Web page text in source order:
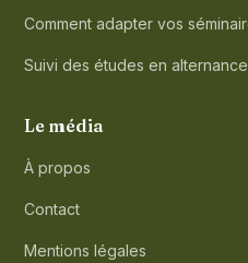
Comment adapter vos
Suivi des études en
Le média
À propos
Contact
Mentions légales